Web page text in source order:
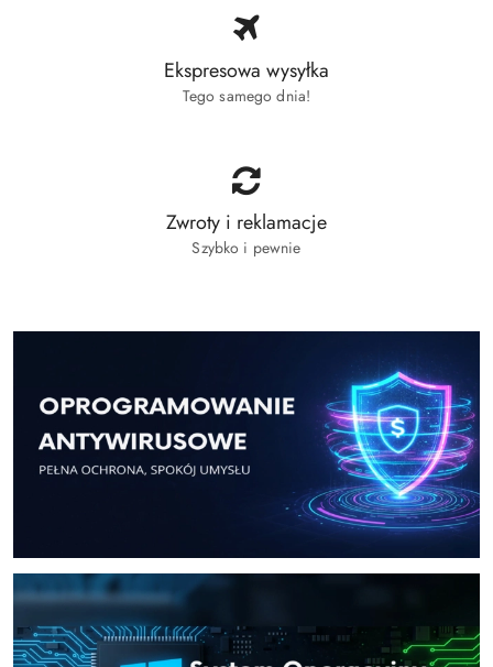
Ekspresowa wysyłka
Tego samego dnia!
Zwroty i reklamacje
Szybko i pewnie